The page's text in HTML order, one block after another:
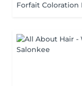
Forfait Coloration